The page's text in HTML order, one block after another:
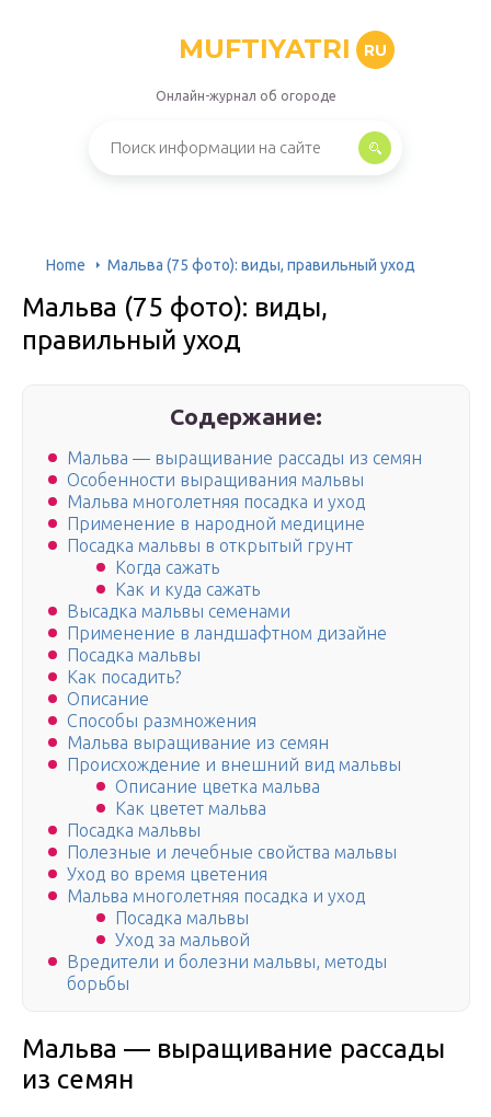
MUFTIYATRI RU
Онлайн-журнал об огороде
Home Мальва (75 фото): виды, правильный уход
Мальва (75 фото): виды,
правильный уход
Содержание:
Мальва — выращивание рассады из семян
Особенности выращивания мальвы
Мальва многолетняя посадка и уход
Применение в народной медицине
Посадка мальвы в открытый грунт
Когда сажать
Как и куда сажать
Высадка мальвы семенами
Применение в ландшафтном дизайне
Посадка мальвы
Как посадить?
Описание
Способы размножения
Мальва выращивание из семян
Происхождение и внешний вид мальвы
Описание цветка мальва
Как цветет мальва
Посадка мальвы
Полезные и лечебные свойства мальвы
Уход во время цветения
Мальва многолетняя посадка и уход
Посадка мальвы
Уход за мальвой
Вредители и болезни мальвы, методы
борьбы
Мальва — выращивание рассады
из семян